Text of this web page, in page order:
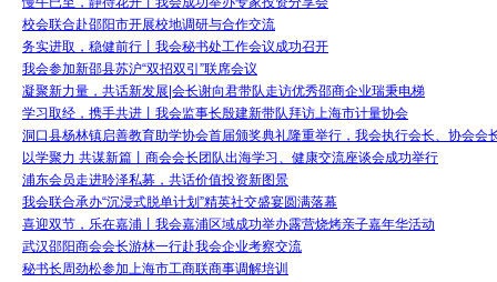
校会联合赴邵阳市开展校地调研与合作交流
务实进取，稳健前行丨我会秘书处工作会议成功召开
我会参加新邵县苏沪“双招双引”联席会议
凝聚新力量，共话新发展|会长谢向君带队走访优秀邵商企业瑞秉电梯
学习取经，携手共进丨我会监事长殷建新带队拜访上海市计量协会
洞口县杨林镇启善教育助学协会首届颁奖典礼隆重举行，我会执行会长、协会会
以学聚力 共谋新篇丨商会会长团队出海学习、健康交流座谈会成功举行
浦东会员走进聆泽私募，共话价值投资新图景
我会联合承办“沉浸式脱单计划”精英社交盛宴圆满落幕
喜迎双节，乐在嘉浦丨我会嘉浦区域成功举办露营烧烤亲子嘉年华活动
武汉邵阳商会会长游林一行赴我会企业考察交流
秘书长周劲松参加上海市工商联商事调解培训